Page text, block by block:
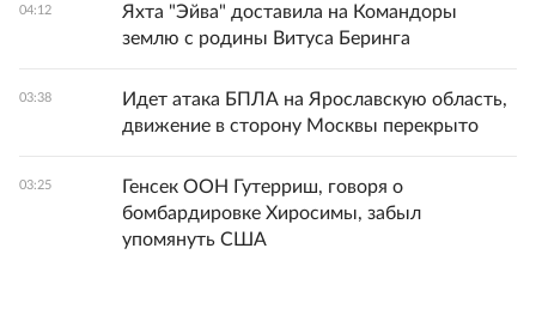
04:12
Яхта "Эйва" доставила на Командоры
землю с родины Витуса Беринга
03:38
Идет атака БПЛА на Ярославскую область,
движение в сторону Москвы перекрыто
03:25
Генсек ООН Гутерриш, говоря о
бомбардировке Хиросимы, забыл
упомянуть США